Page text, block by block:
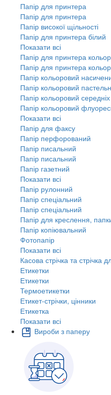
Папір для принтера
Папір для принтера
Папір високої щільності
Папір для принтера білий
Показати всі
Папір для принтера
Папір для принтера
Папір кольоровий
Папір кольоровий
Папір кольоровий середніх
Папір кольоровий
Показати всі
Папір для факсу
Папір перфорований
Папір писальний
Папір писальний
Папір газетний
Показати всі
Папір рулонний
Папір спеціальний
Папір спеціальний
Папір для креслення,
Папір копіювальний
Фотопапір
Показати всі
Касова стрічка та стрічка
Етикетки
Етикетки
Термоетикетки
Етикет-стрічки, цінники
Етикетка
Показати всі
Вироби з паперу